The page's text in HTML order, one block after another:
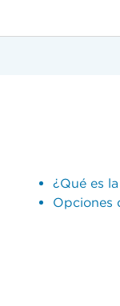
¿Qué es
Opciones